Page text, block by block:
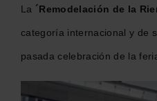
La ´Remodelación de la
categoría internacional y de
pasada celebración de la